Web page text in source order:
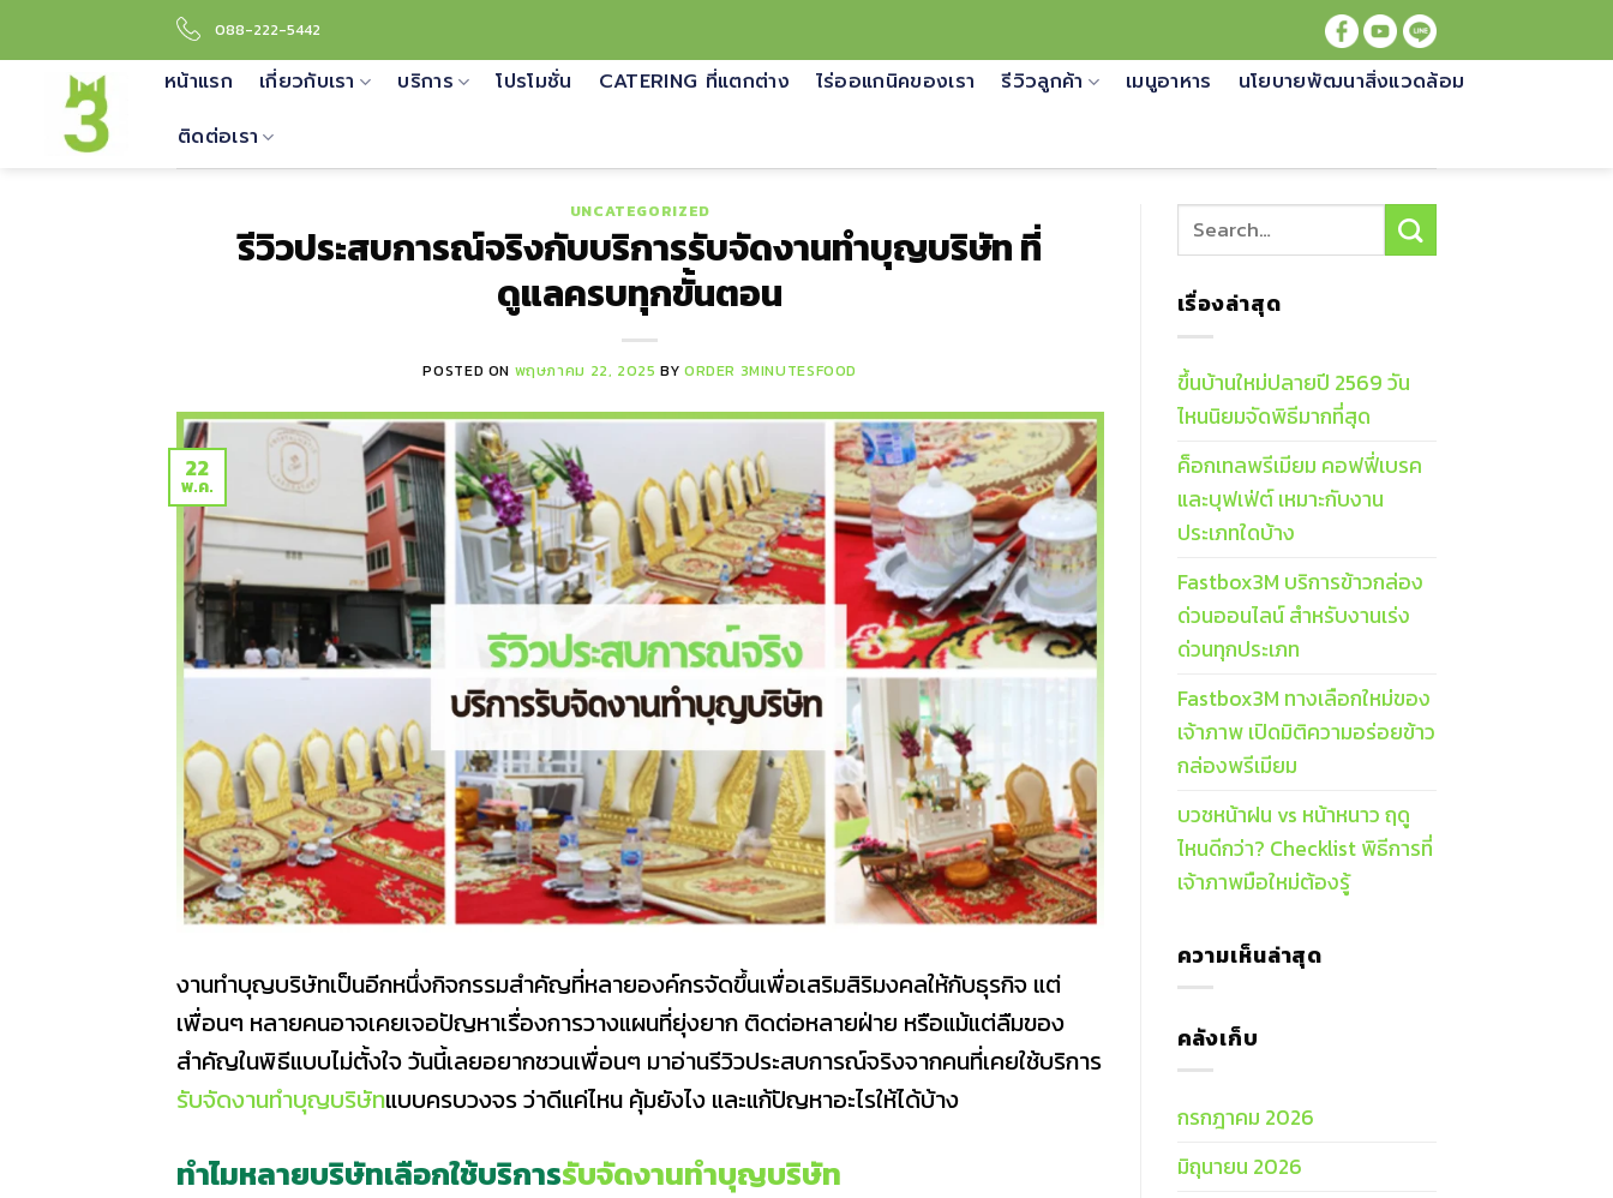
content
088-222-5442
หน้าแรก เกี่ยวกับเรา บริการ โปรโมชั่น CATERING ที่แตกต่าง ไร่ออแกนิคของเรา รีวิวลูกค้า เมนูอาหาร
นโยบายพัฒนาสิ่งแวดล้อม
ติดต่อเรา
UNCATEGORIZED
รีวิวประสบการณ์จริงกับบริการรับจัดงานทําบุญบริษัท ที่
ดูแลครบทุกขั้นตอน
POSTED ON พฤษภาคม 22, 2025 BY ORDER 3MINUTESFOOD
22
พ.ค.
งานทำบุญบริษัทเป็นอีกหนึ่งกิจกรรมสำคัญที่หลายองค์กรจัดขึ้นเพื่อเสริมสิริมงคลให้กับธุรกิจ แต่
เพื่อนๆ หลายคนอาจเคยเจอปัญหาเรื่องการวางแผนที่ยุ่งยาก ติดต่อหลายฝ่าย หรือแม้แต่ลืมของ
สำคัญในพิธีแบบไม่ตั้งใจ วันนี้เลยอยากชวนเพื่อนๆ มาอ่านรีวิวประสบการณ์จริงจากคนที่เคยใช้บริการ
รับจัดงานทําบุญบริษัทแบบครบวงจร ว่าดีแค่ไหน คุ้มยังไง และแก้ปัญหาอะไรให้ได้บ้าง
ทำไมหลายบริษัทเลือกใช้บริการรับจัดงานทําบุญบริษัท
เรื่องล่าสุด
ขึ้นบ้านใหม่ปลายปี 2569 วัน
ไหนนิยมจัดพิธีมากที่สุด
ค็อกเทลพรีเมียม คอฟฟี่เบรค
และบุฟเฟ่ต์ เหมาะกับงาน
ประเภทใดบ้าง
Fastbox3M บริการข้าวกล่อง
ด่วนออนไลน์ สำหรับงานเร่ง
ด่วนทุกประเภท
Fastbox3M ทางเลือกใหม่ของ
เจ้าภาพ เปิดมิติความอร่อยข้าว
กล่องพรีเมียม
บวชหน้าฝน vs หน้าหนาว ฤดู
ไหนดีกว่า? Checklist พิธีการที่
เจ้าภาพมือใหม่ต้องรู้
ความเห็นล่าสุด
คลังเก็บ
กรกฎาคม 2026
มิถุนายน 2026